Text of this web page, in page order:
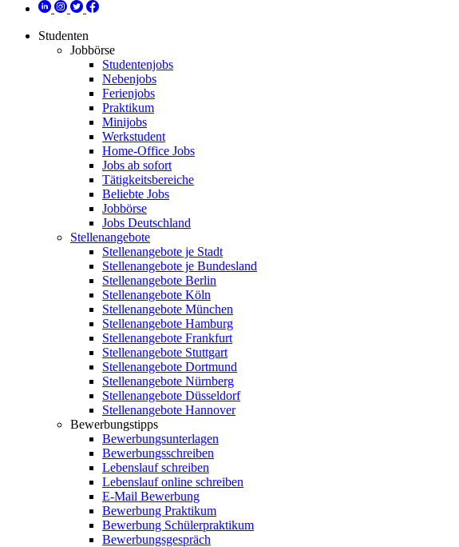
Studenten
Jobbörse
Studentenjobs
Nebenjobs
Ferienjobs
Praktikum
Minijobs
Werkstudent
Home-Office Jobs
Jobs ab sofort
Tätigkeitsbereiche
Beliebte Jobs
Jobbörse
Jobs Deutschland
Stellenangebote
Stellenangebote je Stadt
Stellenangebote je Bundesland
Stellenangebote Berlin
Stellenangebote Köln
Stellenangebote München
Stellenangebote Hamburg
Stellenangebote Frankfurt
Stellenangebote Stuttgart
Stellenangebote Dortmund
Stellenangebote Nürnberg
Stellenangebote Düsseldorf
Stellenangebote Hannover
Bewerbungstipps
Bewerbungsunterlagen
Bewerbungsschreiben
Lebenslauf schreiben
Lebenslauf online schreiben
E-Mail Bewerbung
Bewerbung Praktikum
Bewerbung Schülerpraktikum
Bewerbungsgespräch